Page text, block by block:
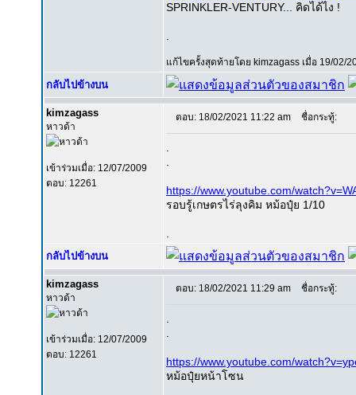
SPRINKLER-VENTURY... คิดได้ไง !
แก้ไขครั้งสุดท้ายโดย kimzagass เมื่อ 19/02/
กลับไปข้างบน
kimzagass
หาวด้า
เข้าร่วมเมื่อ: 12/07/2009
ตอบ: 12261
ตอบ: 18/02/2021 11:22 am ชื่อกระทู้:
https://www.youtube.com/
รอบรู้เกษตรไร่ลุงคิม หม้อปุ๋ย 1/10
กลับไปข้างบน
kimzagass
หาวด้า
เข้าร่วมเมื่อ: 12/07/2009
ตอบ: 12261
ตอบ: 18/02/2021 11:29 am ชื่อกระทู้:
https://www.youtube.com/
หม้อปุ๋ยหน้าโซน